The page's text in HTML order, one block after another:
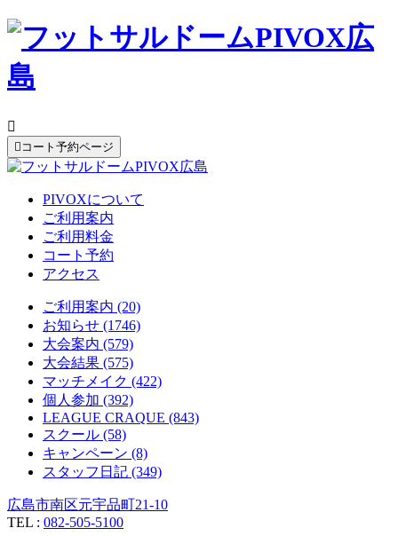

 コート予約ページ
PIVOXについて
ご利用案内
ご利用料金
コート予約
アクセス
ご利用案内 (20)
お知らせ (1746)
大会案内 (579)
大会結果 (575)
マッチメイク (422)
個人参加 (392)
LEAGUE CRAQUE (843)
スクール (58)
キャンペーン (8)
スタッフ日記 (349)
広島市南区元宇品町21-10
TEL : 082-505-5100